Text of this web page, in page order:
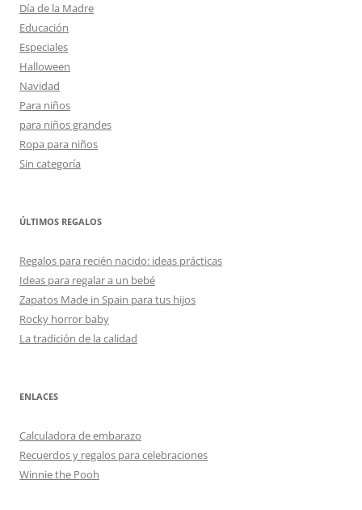
Día de la Madre
Educación
Especiales
Halloween
Navidad
Para niños
para niños grandes
Ropa para niños
Sin categoría
ÚLTIMOS REGALOS
Regalos para recién nacido: ideas prácticas
Ideas para regalar a un bebé
Zapatos Made in Spain para tus hijos
Rocky horror baby
La tradición de la calidad
ENLACES
Calculadora de embarazo
Recuerdos y regalos para celebraciones
Winnie the Pooh